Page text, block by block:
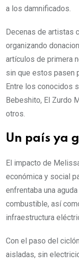
a los damnificados.
Decenas de artistas
organizando
artículos de primera
sin que estos pasen
Entre los conocidos
Bebeshito, El Zurdo
otros.
Un país ya
El impacto de
económica y social
enfrentaba una
combustible, así
infraestructura
Con el paso del
aisladas, sin